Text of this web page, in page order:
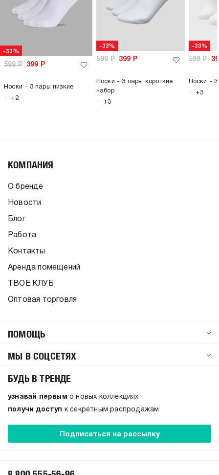
-33%
599Р 399 Р
Носки - 3 пары низкие
+2
-33%
599Р 399 Р
Носки - 3 пары короткие
набор
+3
-33%
599Р
Носки - 3
+3
КОМПАНИЯ
О бренде
Новости
Блог
Работа
Контакты
Аренда помещений
ТВОЕ КЛУБ
Оптовая торговля
ПОМОЩЬ
МЫ В СОЦСЕТЯХ
БУДЬ В ТРЕНДЕ
узнавай первым о новых коллекциях
получи доступ к секретным распродажам
Подписаться на рассылку